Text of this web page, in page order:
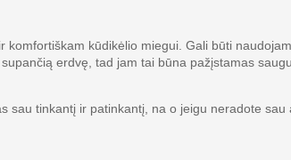
kūdikėlio miegui. Gali būti
erdvę, tad jam tai būna pažįstamas
tinkantį ir patinkantį, na o jeigu neradote